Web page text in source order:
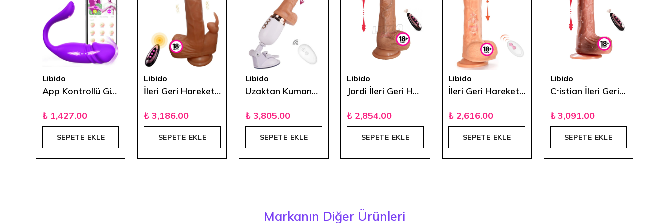
Libido
App Kontrollü Giyilebilir İleri Geri Hareketli Vibratör
₺ 1,427.00
SEPETE EKLE
Libido
İleri Geri Hareketli Uzaktan Kumandalı Isıtmalı Titreşimli Vibratör 23 cm
₺ 3,186.00
SEPETE EKLE
Libido
Uzaktan Kumandalı İleri Geri Hareketli Titreşimli Sex Makinesi
₺ 3,805.00
SEPETE EKLE
Libido
Jordi İleri Geri Hareketli Uzaktan Kumandalı Titreşimli Vibratör 20 cm
₺ 2,854.00
SEPETE EKLE
Libido
İleri Geri Hareketli Rotasyonlu Uzaktan Kumandalı Dildo
₺ 2,616.00
SEPETE EKLE
Libido
Cristian İleri Geri Hareketli Uzaktan Kumandalı Isıtmalı ve Titreşimli Vibratör 23 cm
₺ 3,091.00
SEPETE EKLE
Markanın Diğer Ürünleri